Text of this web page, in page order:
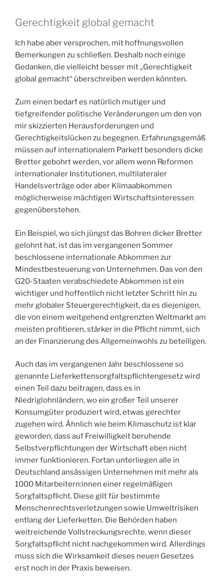
Gerechtigkeit global gemacht
Ich habe aber versprochen, mit hoffnungsvollen
Bemerkungen zu schließen. Deshalb noch einige
Gedanken, die vielleicht besser mit „Gerechtigkeit
global gemacht“ überschreiben werden könnten.
Zum einen bedarf es natürlich mutiger und
tiefgreifender politische Veränderungen um den von
mir skizzierten Herausforderungen und
Gerechtigkeitslücken zu begegnen. Erfahrungsgemäß
müssen auf internationalem Parkett besonders dicke
Bretter gebohrt werden, vor allem wenn Reformen
internationaler Institutionen, multilateraler
Handelsverträge oder aber Klimaabkommen
möglicherweise mächtigen Wirtschaftsinteressen
gegenüberstehen.
Ein Beispiel, wo sich jüngst das Bohren dicker Bretter
gelohnt hat, ist das im vergangenen Sommer
beschlossene internationale Abkommen zur
Mindestbesteuerung von Unternehmen. Das von den
G20-Staaten verabschiedete Abkommen ist ein
wichtiger und hoffentlich nicht letzter Schritt hin zu
mehr globaler Steuergerechtigkeit, da es diejenigen,
die von einem weitgehend entgrenzten Weltmarkt am
meisten profitieren, stärker in die Pflicht nimmt, sich
an der Finanzierung des Allgemeinwohls zu beteiligen.
Auch das im vergangenen Jahr beschlossene so
genannte Lieferkettensorgfaltspflichtengesetz wird
einen Teil dazu beitragen, dass es in
Niedriglohnländern, wo ein großer Teil unserer
Konsumgüter produziert wird, etwas gerechter
zugehen wird. Ähnlich wie beim Klimaschutz ist klar
geworden, dass auf Freiwilligkeit beruhende
Selbstverpflichtungen der Wirtschaft eben nicht
immer funktionieren. Fortan unterliegen alle in
Deutschland ansässigen Unternehmen mit mehr als
1000 Mitarbeitern:innen einer regelmäßigen
Sorgfaltspflicht. Diese gilt für bestimmte
Menschenrechtsverletzungen sowie Umweltrisiken
entlang der Lieferketten. Die Behörden haben
weitreichende Vollstreckungsrechte, wenn dieser
Sorgfaltspflicht nicht nachgekommen wird. Allerdings
muss sich die Wirksamkeit dieses neuen Gesetzes
erst noch in der Praxis beweisen.